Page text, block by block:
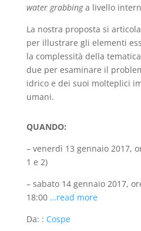
water grabbinga livello
La nostra proposta si
per illustrare gli elementi
la complessità della
due per esaminare il
idrico e dei suoi molteplici
umani.
QUANDO:
– venerdì 13 gennaio 2017,
1 e 2)
– sabato 14 gennaio 2017,
18:00 …read more
Da: : Cospe